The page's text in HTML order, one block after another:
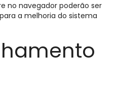
no navegador poderão ser
a melhoria do sistema